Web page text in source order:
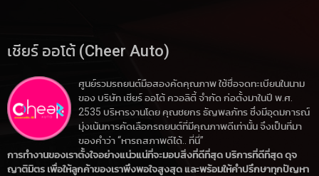
เชียร์ ออโต้ (Cheer Auto)
ศูนย์รวมรถยนต์มือสองคัดคุณภาพ ใช้ชื่อจดทะเบียนในนาม
ของ บริษัท เชียร์ ออโต้ ควอลิตี้ จำกัด ก่อตั้งมาในปี พ.ศ.
2535 บริหารงานโดย คุณชยกร ธัญพลภัทร ซึ่งมีอุดมการณ์
มุ่งเน้นการคัดเลือกรถยนต์ที่มีคุณภาพดีเท่านั้น จึงเป็นที่มา
ของคำว่า “หารถสภาพดีได้.. ที่นี่”
การทำงานของเราตั้งใจอย่างแน่วแน่ที่จะมอบสิ่งที่ดีที่สุด บริการที่ดีที่สุด ดุจ
ญาติมิตร เพื่อให้ลูกค้าของเราพึงพอใจสูงสุด และพร้อมให้คำปรึกษาทุกปัญหา